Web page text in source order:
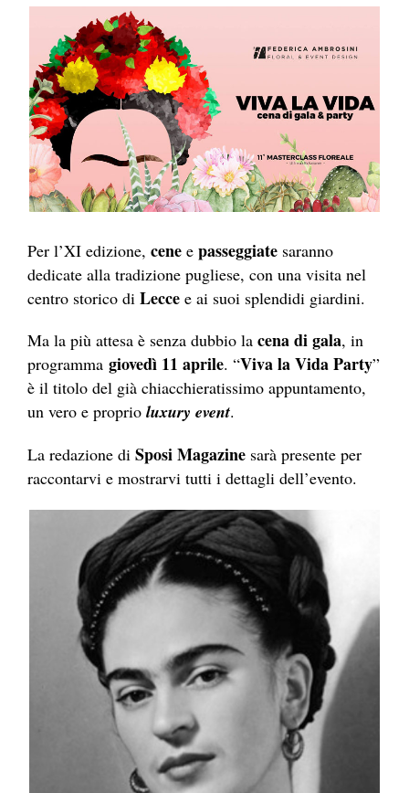
Per l’XI edizione, cene e passeggiate saranno
dedicate alla tradizione pugliese, con una visita nel
centro storico di Lecce e ai suoi splendidi giardini.
Ma la più attesa è senza dubbio la cena di gala, in
programma giovedì 11 aprile. “Viva la Vida Party”
è il titolo del già chiacchieratissimo appuntamento,
un vero e proprio luxury event.
La redazione di Sposi Magazine sarà presente per
raccontarvi e mostrarvi tutti i dettagli dell’evento.